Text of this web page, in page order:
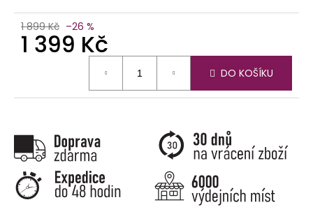
1 899 Kč –26 %
1 399 Kč
DO KOŠÍKU